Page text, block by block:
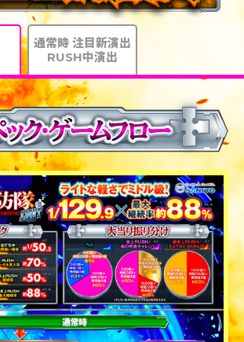
通常時 注目新演出
RUSH中演出